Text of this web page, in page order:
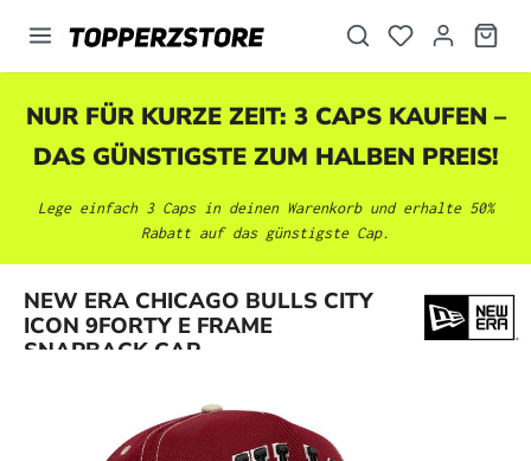
springen
NUR FÜR KURZE ZEIT: 3 CAPS KAUFEN –
DAS GÜNSTIGSTE ZUM HALBEN PREIS!
Lege einfach 3 Caps in deinen Warenkorb und erhalte 50%
Rabatt auf das günstigste Cap.
NEW ERA CHICAGO BULLS CITY
ICON 9FORTY E FRAME
SNAPBACK CAP
Bildergalerie überspringen